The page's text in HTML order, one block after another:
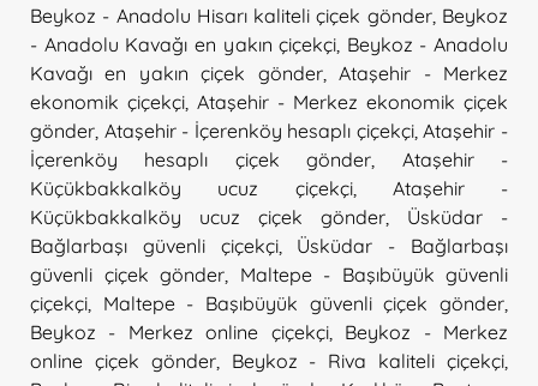
Beykoz - Anadolu Hisarı kaliteli çiçek gönder, Beykoz
- Anadolu Kavağı en yakın çiçekçi Beykoz - Anadolu
Kavağı en yakın çiçek gönder,Ataşehir - Merkez
ekonomik çiçekçi Ataşehir - Merkez ekonomik çiçek
gönder Ataşehir - İçerenköy hesaplı çiçekçi,Ataşehir -
İçerenköy hesaplı çiçek gönder
Ataşehir -
Küçükbakkalköy ucuz çiçekçi, Ataşehir -
Küçükbakkalköy ucuz çiçek gönder
Üsküdar -
Bağlarbaşı güvenli çiçekçi, Üsküdar - Bağlarbaşı
güvenli çiçek gönder
Maltepe - Başıbüyük güvenli
çiçekçi
Maltepe - Başıbüyük güvenli çiçek gönder
Beykoz - Merkez online çiçekçi, Beykoz - Merkez
online çiçek gönder, Beykoz - Riva kaliteli çiçekçi